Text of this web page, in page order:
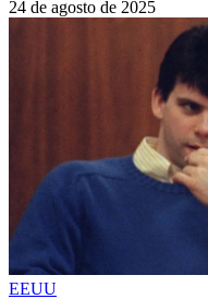
24 de agosto de 2025
EEUU